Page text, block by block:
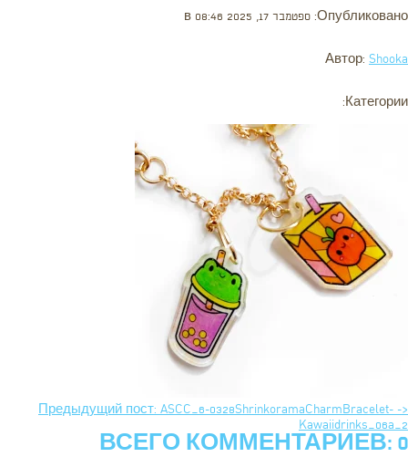
Опубликовано: ספטמבר 17, 2025 в 08:46
Автор: Shooka
Категории:
<- Предыдущий пост: ASCC_6-0328ShrinkoramaCharmBracelet-
Kawaiidrinks_06a_2
ВСЕГО КОММЕНТАРИЕВ: 0